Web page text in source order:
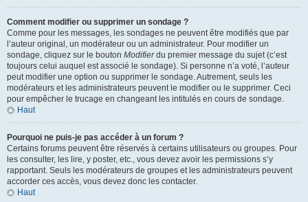
Comment modifier ou supprimer un sondage ?
Comme pour les messages, les sondages ne peuvent être modifiés que par
l’auteur original, un modérateur ou un administrateur. Pour modifier un
sondage, cliquez sur le bouton Modifierdu premier message du sujet (c’est
toujours celui auquel est associé le sondage). Si personne n’a voté, l’auteur
peut modifier une option ou supprimer le sondage. Autrement, seuls les
modérateurs et les administrateurs peuvent le modifier ou le supprimer. Ceci
pour empêcher le trucage en changeant les intitulés en cours de sondage.
Haut
Pourquoi ne puis-je pas accéder à un forum ?
Certains forums peuvent être réservés à certains utilisateurs ou groupes. Pour
les consulter, les lire, y poster, etc., vous devez avoir les permissions s’y
rapportant. Seuls les modérateurs de groupes et les administrateurs peuvent
accorder ces accès, vous devez donc les contacter.
Haut